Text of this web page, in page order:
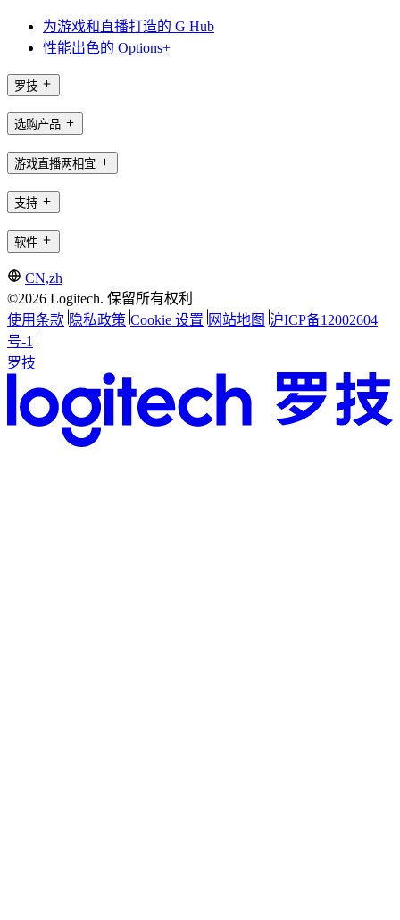
为游戏和直播打造的 G Hub
性能出色的 Options+
罗技
选购产品
游戏直播两相宜
支持
软件
CN,zh
©2026 Logitech. 保留所有权利
使用条款 隐私政策 Cookie 设置 网站地图 沪ICP备12002604
号-1
罗技